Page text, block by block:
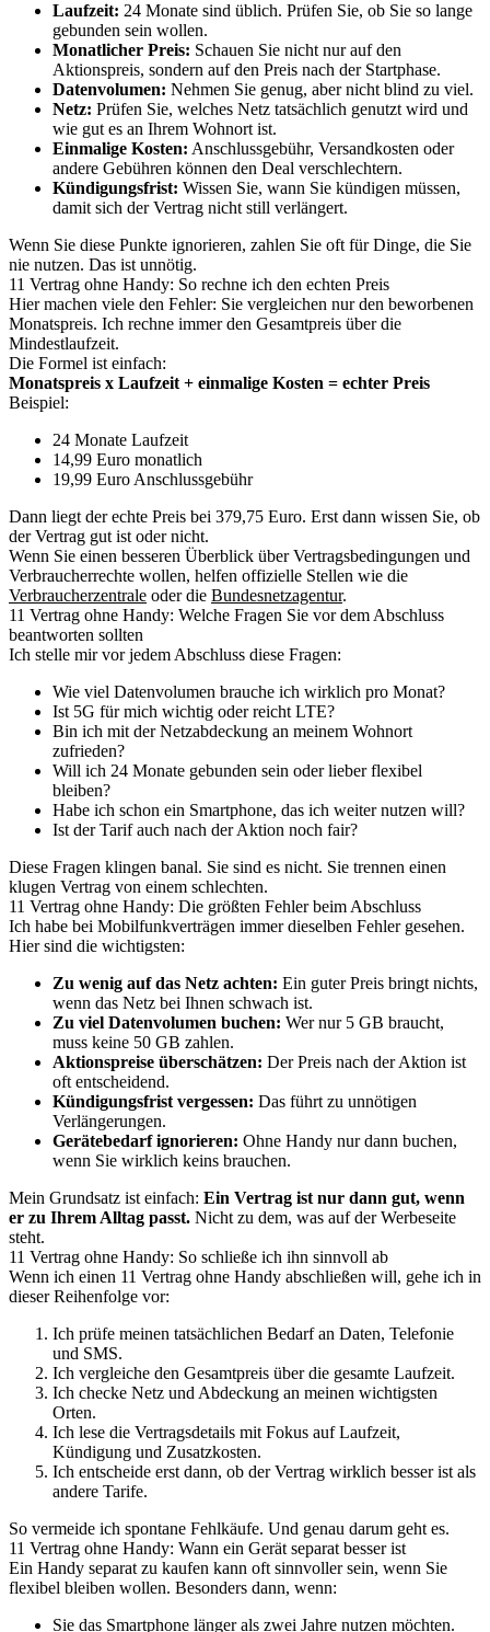
Laufzeit: 24 Monate sind üblich. Prüfen Sie, ob Sie so lange
gebunden sein wollen.
Monatlicher Preis: Schauen Sie nicht nur auf den
Aktionspreis, sondern auf den Preis nach der Startphase.
Datenvolumen: Nehmen Sie genug, aber nicht blind zu viel.
Netz: Prüfen Sie, welches Netz tatsächlich genutzt wird und
wie gut es an Ihrem Wohnort ist.
Einmalige Kosten: Anschlussgebühr, Versandkosten oder
andere Gebühren können den Deal verschlechtern.
Kündigungsfrist: Wissen Sie, wann Sie kündigen müssen,
damit sich der Vertrag nicht still verlängert.
Wenn Sie diese Punkte ignorieren, zahlen Sie oft für Dinge, die Sie
nie nutzen. Das ist unnötig.
11 Vertrag ohne Handy: So rechne ich den echten Preis
Hier machen viele den Fehler: Sie vergleichen nur den beworbenen
Monatspreis. Ich rechne immer den Gesamtpreis über die
Mindestlaufzeit.
Die Formel ist einfach:
Monatspreis x Laufzeit + einmalige Kosten = echter Preis
Beispiel:
24 Monate Laufzeit
14,99 Euro monatlich
19,99 Euro Anschlussgebühr
Dann liegt der echte Preis bei 379,75 Euro. Erst dann wissen Sie, ob
der Vertrag gut ist oder nicht.
Wenn Sie einen besseren Überblick über Vertragsbedingungen und
Verbraucherrechte wollen, helfen offizielle Stellen wie die
Verbraucherzentrale oder die Bundesnetzagentur.
11 Vertrag ohne Handy: Welche Fragen Sie vor dem Abschluss
beantworten sollten
Ich stelle mir vor jedem Abschluss diese Fragen:
Wie viel Datenvolumen brauche ich wirklich pro Monat?
Ist 5G für mich wichtig oder reicht LTE?
Bin ich mit der Netzabdeckung an meinem Wohnort
zufrieden?
Will ich 24 Monate gebunden sein oder lieber flexibel
bleiben?
Habe ich schon ein Smartphone, das ich weiter nutzen will?
Ist der Tarif auch nach der Aktion noch fair?
Diese Fragen klingen banal. Sie sind es nicht. Sie trennen einen
klugen Vertrag von einem schlechten.
11 Vertrag ohne Handy: Die größten Fehler beim Abschluss
Ich habe bei Mobilfunkverträgen immer dieselben Fehler gesehen.
Hier sind die wichtigsten:
Zu wenig auf das Netz achten: Ein guter Preis bringt nichts,
wenn das Netz bei Ihnen schwach ist.
Zu viel Datenvolumen buchen: Wer nur 5 GB braucht,
muss keine 50 GB zahlen.
Aktionspreise überschätzen: Der Preis nach der Aktion ist
oft entscheidend.
Kündigungsfrist vergessen: Das führt zu unnötigen
Verlängerungen.
Gerätebedarf ignorieren: Ohne Handy nur dann buchen,
wenn Sie wirklich keins brauchen.
Mein Grundsatz ist einfach: Ein Vertrag ist nur dann gut, wenn
er zu Ihrem Alltag passt. Nicht zu dem, was auf der Werbeseite
steht.
11 Vertrag ohne Handy: So schließe ich ihn sinnvoll ab
Wenn ich einen 11 Vertrag ohne Handy abschließen will, gehe ich in
dieser Reihenfolge vor:
Ich prüfe meinen tatsächlichen Bedarf an Daten, Telefonie
und SMS.
Ich vergleiche den Gesamtpreis über die gesamte Laufzeit.
Ich checke Netz und Abdeckung an meinen wichtigsten
Orten.
Ich lese die Vertragsdetails mit Fokus auf Laufzeit,
Kündigung und Zusatzkosten.
Ich entscheide erst dann, ob der Vertrag wirklich besser ist als
andere Tarife.
So vermeide ich spontane Fehlkäufe. Und genau darum geht es.
11 Vertrag ohne Handy: Wann ein Gerät separat besser ist
Ein Handy separat zu kaufen kann oft sinnvoller sein, wenn Sie
flexibel bleiben wollen. Besonders dann, wenn:
Sie das Smartphone länger als zwei Jahre nutzen möchten.